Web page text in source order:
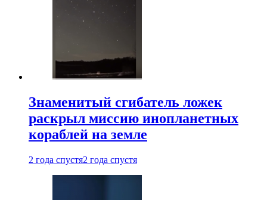
Знаменитый сгибатель ложек
раскрыл миссию инопланетных
кораблей на земле
2 года спустя2 года спустя